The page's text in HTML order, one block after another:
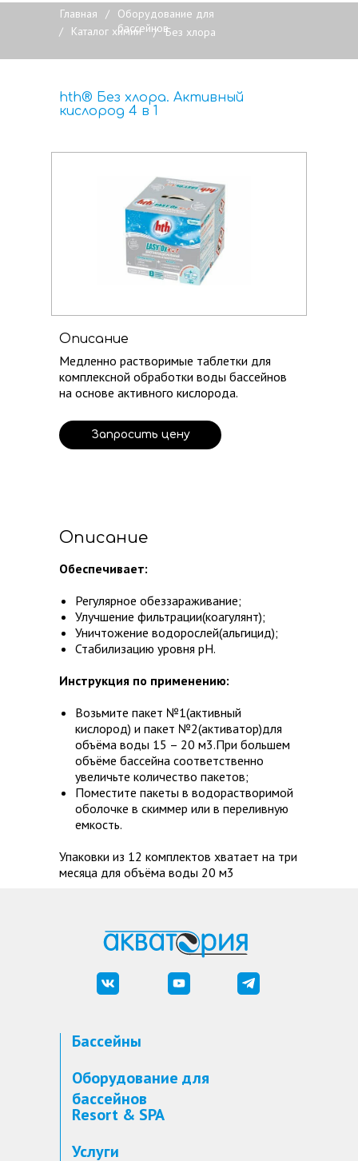
Главная
Оборудование для
бассейнов
/
Каталог химии
/ Без хлора
/
hth® Без хлора. Активный
кислород 4 в 1
Описание
Медленно растворимые таблетки для
комплексной обработки воды бассейнов
на основе активного кислорода.
Запросить цену
Описание
Обеспечивает:
Регулярное обеззараживание;
Улучшение фильтрации(коагулянт);
Уничтожение водорослей(альгицид);
Стабилизацию уровня рН.
Инструкция по применению:
Возьмите пакет №1(активный
кислород) и пакет №2(активатор)для
объёма воды 15 – 20 м3.При большем
объёме бассейна соответственно
увеличьте количество пакетов;
Поместите пакеты в водорастворимой
оболочке в скиммер или в переливную
емкость.
Упаковки из 12 комплектов хватает на три
месяца для объёма воды 20 м3
Бассейны
Оборудование для
бассейнов
Resort & SPA
Услуги